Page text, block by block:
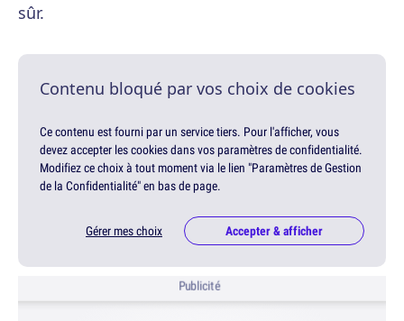
sûr.
Contenu bloqué par vos choix de cookies
Ce contenu est fourni par un service tiers. Pour l'afficher, vous
devez accepter les cookies dans vos paramètres de confidentialité.
Modifiez ce choix à tout moment via le lien "Paramètres de Gestion
de la Confidentialité" en bas de page.
Gérer mes choix Accepter & afficher
Publicité